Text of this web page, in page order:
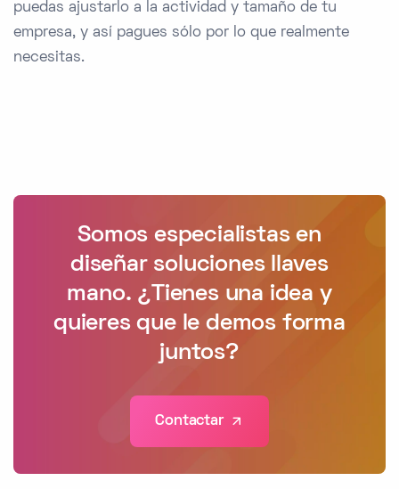
puedas ajustarlo a la actividad y tamaño de tu
empresa, y así pagues sólo por lo que realmente
necesitas.
Somos especialistas en
diseñar soluciones llaves
mano. ¿Tienes una idea y
quieres que le demos forma
juntos?
Contactar